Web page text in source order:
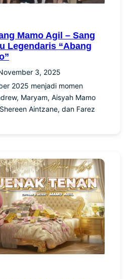
Mamo Agil – Sang
Legendaris “Abang
3, 2025
2025 menjadi momen
Maryam, Aisyah Mamo
Aintzane, dan Farez